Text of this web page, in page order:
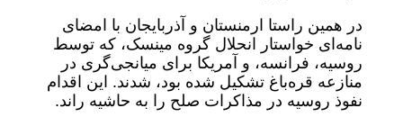
در همین راستا ارمنستان و آذربایجان با امضای
نامه‌ای خواستار انحلال گروه مینسک، که توسط
روسیه، فرانسه، و آمریکا برای میانجی‌گری در
منازعه قره‌باغ تشکیل شده بود، شدند. این اقدام
نفوذ روسیه در مذاکرات صلح را به حاشیه راند.